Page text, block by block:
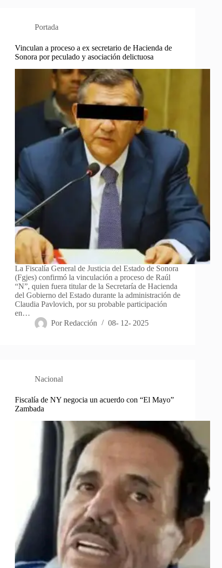
Portada
Vinculan a proceso a ex secretario de Hacienda de
Sonora por peculado y asociación delictuosa
La Fiscalía General de Justicia del Estado de Sonora
(Fgjes) confirmó la vinculación a proceso de Raúl
“N”, quien fuera titular de la Secretaría de Hacienda
del Gobierno del Estado durante la administración de
Claudia Pavlovich, por su probable participación
en…
Por Redacción 08- 12- 2025
Nacional
Fiscalía de NY negocia un acuerdo con “El Mayo”
Zambada